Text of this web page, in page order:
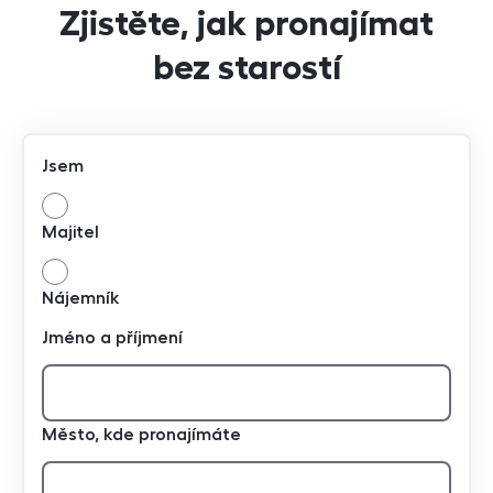
Zjistěte, jak pronajímat
bez starostí
Jsem
Majitel
Nájemník
Jméno a příjmení
Město, kde pronajímáte